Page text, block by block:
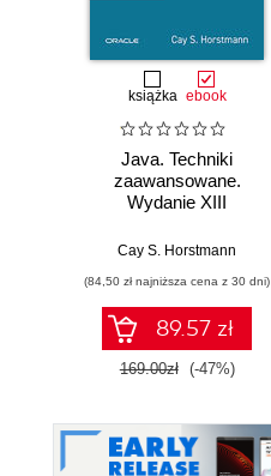
książka ebook
Java. Techniki
zaawansowane.
Wydanie XIII
Cay S. Horstmann
(84,50 zł najniższa cena z 30 dni)
89.57 zł
169.00zł (-47%)